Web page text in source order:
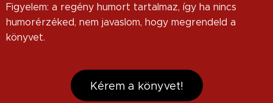
Figyelem: a regény humort tartalmaz, így ha nincs
humorérzéked, nem javaslom, hogy megrendeld a
könyvet.
Kérem a könyvet!